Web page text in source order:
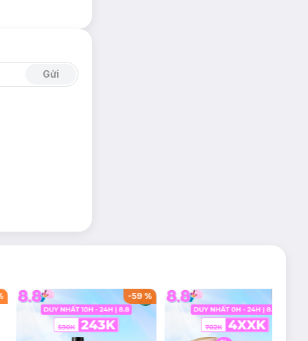
Gửi
-59%